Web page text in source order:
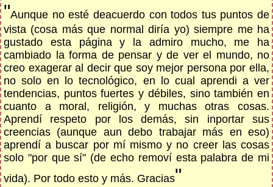
"Aunque no esté deacuerdo con todos tus puntos de
vista (cosa más que normal diría yo) siempre me ha
gustado esta página y la admiro mucho, me ha
cambiado la forma de pensar y de ver el mundo, no
creo exagerar al decir que soy mejor persona por ella,
no solo en lo tecnológico, en lo cual aprendi a ver
tendencias, puntos fuertes y débiles, sino también en
cuanto a moral, religión, y muchas otras cosas.
Aprendí respeto por los demás, sin inportar sus
creencias (aunque aun debo trabajar más en eso)
aprendí a buscar por mí mismo y no creer las cosas
solo "por que sí" (de echo removí esta palabra de mi
vida). Por todo esto y más. Gracias"